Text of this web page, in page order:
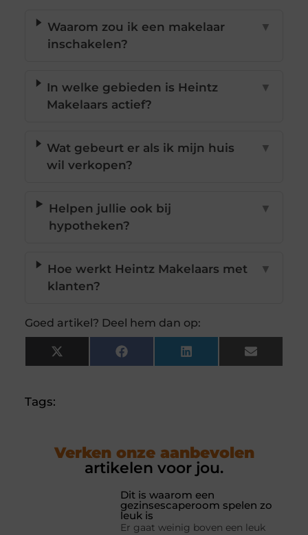
Waarom zou ik een makelaar
inschakelen?
▼
In welke gebieden is Heintz
Makelaars actief?
▼
Wat gebeurt er als ik mijn huis
wil verkopen?
▼
Helpen jullie ook bij
hypotheken?
▼
Hoe werkt Heintz Makelaars met
klanten?
▼
Goed artikel? Deel hem dan op:
X
(Twitter)
Facebook LinkedIn Email
Tags:
Verken onze aanbevolen
artikelen voor jou.
Dit is waarom een
gezinsescaperoom spelen zo
leuk is
Er gaat weinig boven een leuk